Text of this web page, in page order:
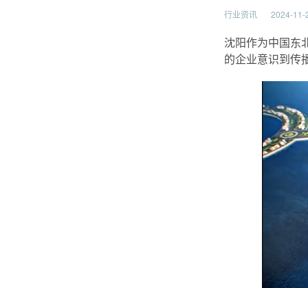
行业资讯 2024-11-
沈阳作为中国东
的企业意识到传